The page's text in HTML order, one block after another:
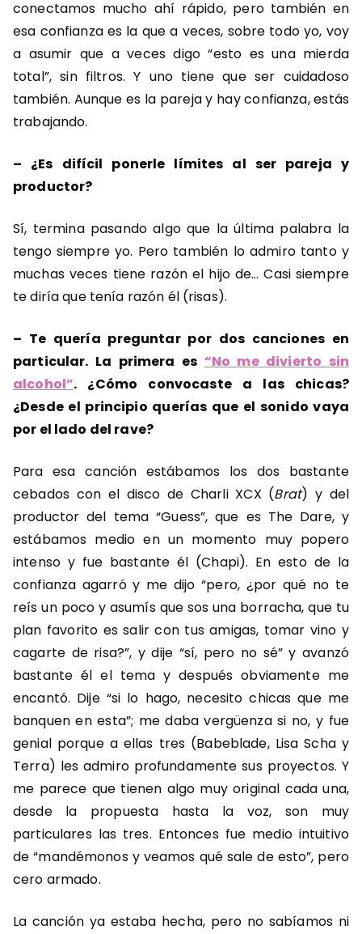
conectamos mucho ahí rápido, pero también en
esa confianza es la que a veces, sobre todo yo, voy
a asumir que a veces digo “esto es una mierda
total”, sin filtros. Y uno tiene que ser cuidadoso
también. Aunque es la pareja y hay confianza, estás
trabajando.
– ¿Es difícil ponerle límites al ser pareja y
productor?
Sí, termina pasando algo que la última palabra la
tengo siempre yo. Pero también lo admiro tanto y
muchas veces tiene razón el hijo de… Casi siempre
te diría que tenía razón él (risas).
– Te quería preguntar por dos canciones en
particular. La primera es “No me divierto sin
alcohol”. ¿Cómo convocaste a las chicas?
¿Desde el principio querías que el sonido vaya
por el lado del rave?
Para esa canción estábamos los dos bastante
cebados con el disco de Charli XCX (Brat) y del
productor del tema “Guess”, que es The Dare, y
estábamos medio en un momento muy popero
intenso y fue bastante él (Chapi). En esto de la
confianza agarró y me dijo “pero, ¿por qué no te
reís un poco y asumís que sos una borracha, que tu
plan favorito es salir con tus amigas, tomar vino y
cagarte de risa?”, y dije “sí, pero no sé” y avanzó
bastante él el tema y después obviamente me
encantó. Dije “si lo hago, necesito chicas que me
banquen en esta”; me daba vergüenza si no, y fue
genial porque a ellas tres (Babeblade, Lisa Scha y
Terra) les admiro profundamente sus proyectos. Y
me parece que tienen algo muy original cada una,
desde la propuesta hasta la voz, son muy
particulares las tres. Entonces fue medio intuitivo
de “mandémonos y veamos qué sale de esto”, pero
cero armado.
La canción ya estaba hecha, pero no sabíamos ni